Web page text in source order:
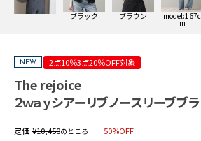
ブラック ブラウン model:167c
m
NEW 2点10％3点20％OFF対象
The rejoice
２ｗａｙシアーリブノースリーブブ
定価 ¥10,450のところ 50%OFF